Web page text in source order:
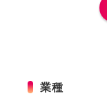
業種